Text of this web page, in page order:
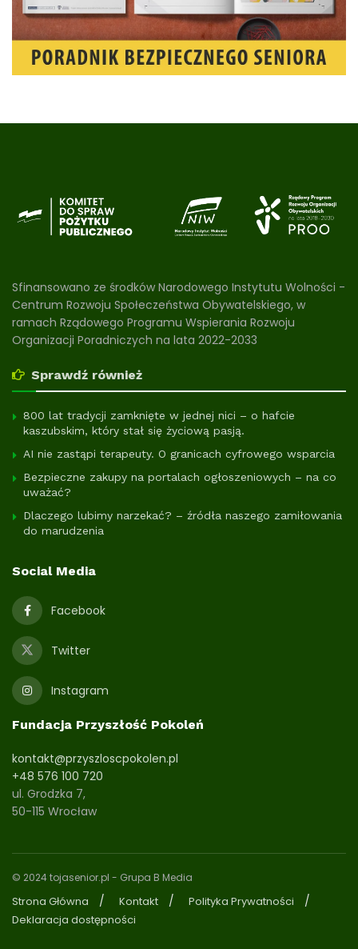
Sfinansowano ze środków Narodowego Instytutu Wolności -
Centrum Rozwoju Społeczeństwa Obywatelskiego, w
ramach Rządowego Programu Wspierania Rozwoju
Organizacji Poradniczych na lata 2022-2033
Sprawdź również
800 lat tradycji zamknięte w jednej nici – o hafcie
kaszubskim, który stał się życiową pasją.
AI nie zastąpi terapeuty. O granicach cyfrowego wsparcia
Bezpieczne zakupy na portalach ogłoszeniowych – na co
uważać?
Dlaczego lubimy narzekać? – źródła naszego zamiłowania
do marudzenia
Social Media
Facebook
Twitter
Instagram
Fundacja Przyszłość Pokoleń
kontakt@przyszloscpokolen.pl
+48 576 100 720
ul. Grodzka 7,
50-115 Wrocław
© 2024 tojasenior.pl - Grupa B Media
Strona Główna Kontakt
Polityka Prywatności
Deklaracja dostępności